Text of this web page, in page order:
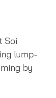
Soi
lump-
by